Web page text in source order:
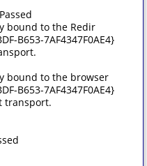
bound to the Redir
B653-7AF4347F0AE4}
bound to the browser
B653-7AF4347F0AE4}
transport.